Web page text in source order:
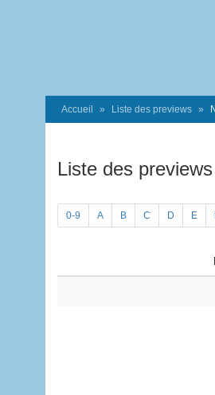
Accueil Liste des previews
Liste des
0-9 A B C D E